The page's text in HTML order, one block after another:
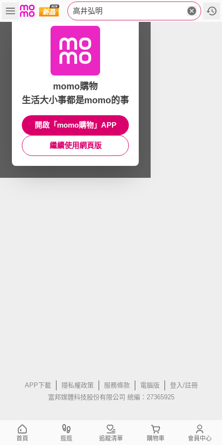
高井弘明
APP下載 隱私權政策 服務條款 電腦版
登入/註冊
富邦媒體科技股份有限公司 統編：27365925
momo購物
生活大小事都是momo的事
開啟「momo購物」APP
繼續使用網頁版
首頁 逛逛 追蹤清單 購物車 會員中心